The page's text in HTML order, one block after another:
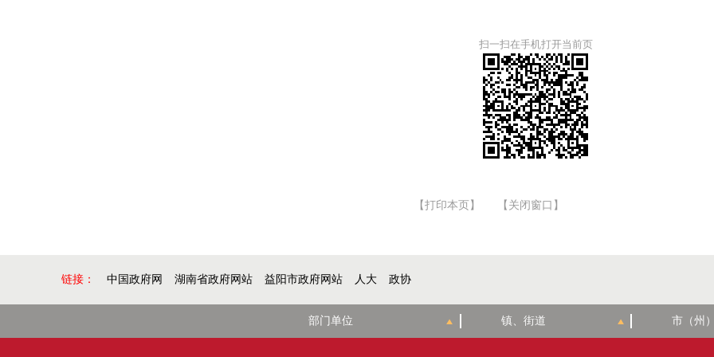
扫一扫在手机打开当前页
【打印本页】 【关闭窗口】
链接： 中国政府网 湖南省政府网站 益阳市政府网站 人大 政协